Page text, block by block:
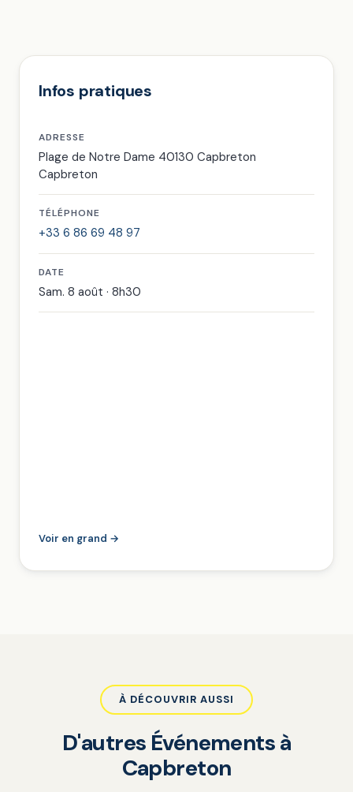
Infos pratiques
ADRESSE
Plage de Notre Dame 40130 Capbreton
Capbreton
TÉLÉPHONE
+33 6 86 69 48 97
DATE
Sam. 8 août · 8h30
Voir en grand →
À DÉCOUVRIR AUSSI
D'autres Événements à
Capbreton